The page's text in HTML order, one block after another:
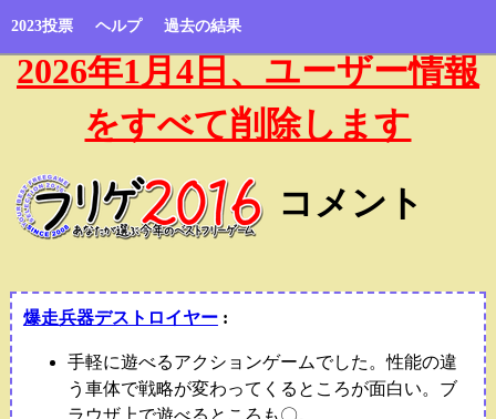
2023投票 ヘルプ 過去の結果
2026年1月4日、ユーザー情報
をすべて削除します
コメント
爆走兵器デストロイヤー:
手軽に遊べるアクションゲームでした。性能の違
う車体で戦略が変わってくるところが面白い。ブ
ラウザ上で遊べるところも〇。